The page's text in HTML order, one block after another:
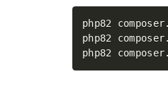
Jak
Zamiast composer